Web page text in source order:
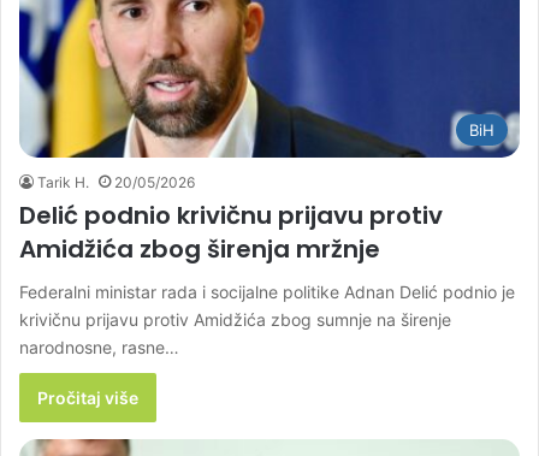
BiH
Tarik H. 20/05/2026
Delić podnio krivičnu prijavu protiv
Amidžića zbog širenja mržnje
Federalni ministar rada i socijalne politike Adnan Delić podnio je
krivičnu prijavu protiv Amidžića zbog sumnje na širenje
narodnosne, rasne…
Pročitaj više